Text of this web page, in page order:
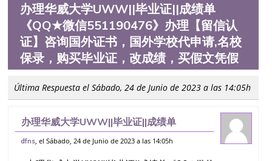
办理华威大学UWW||毕业证||成绩单
《QQ★微信551190476》办理【留信认
证】咨询国外证书，国外学校代申请,名校
保录，购买毕业证，改成绩，买假文凭假
Última Respuesta el Sábado, 24 de Junio de 2023 a las 14:05h
办理华威大学UWW||毕业证||成绩单
《QQ★微信551190476》办理【留信认
dfns , el Sábado, 24 de Junio de 2023 a las 14:05h